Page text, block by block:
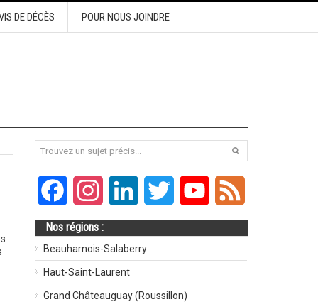
DE DÉCÈS POUR NOUS JOINDRE
FacebookInstagramLinkedIn Twitter YouTube
Nos régions :
Beauharnois-Salaberry
Haut-Saint-Laurent
Grand Châteauguay (Roussillon)